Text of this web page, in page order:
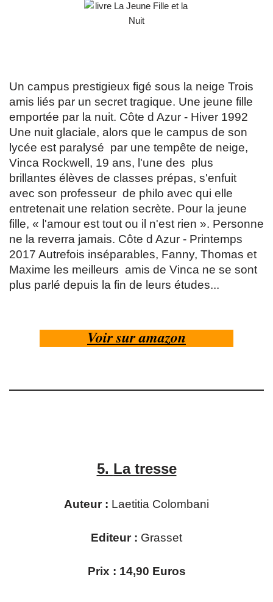
Un campus prestigieux figé sous la neige Trois
amis liés par un secret tragique. Une jeune fille
emportée par la nuit. Côte d Azur - Hiver 1992
Une nuit glaciale, alors que le campus de son
lycée est paralysé par une tempête de neige,
Vinca Rockwell, 19 ans, l'une des plus
brillantes élèves de classes prépas, s'enfuit
avec son professeur de philo avec qui elle
entretenait une relation secrète. Pour la jeune
fille, « l'amour est tout ou il n'est rien ». Personne
ne la reverra jamais. Côte d Azur - Printemps
2017 Autrefois inséparables, Fanny, Thomas et
Maxime les meilleurs amis de Vinca ne se sont
plus parlé depuis la fin de leurs études...
Voir sur amazon
5. La tresse
Auteur : Laetitia Colombani
Editeur : Grasset
Prix : 14,90 Euros